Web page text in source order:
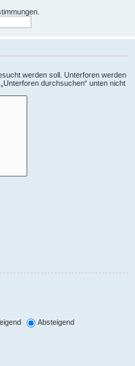
werden soll. Unterforen werden
durchsuchen“ unten nicht
Absteigend